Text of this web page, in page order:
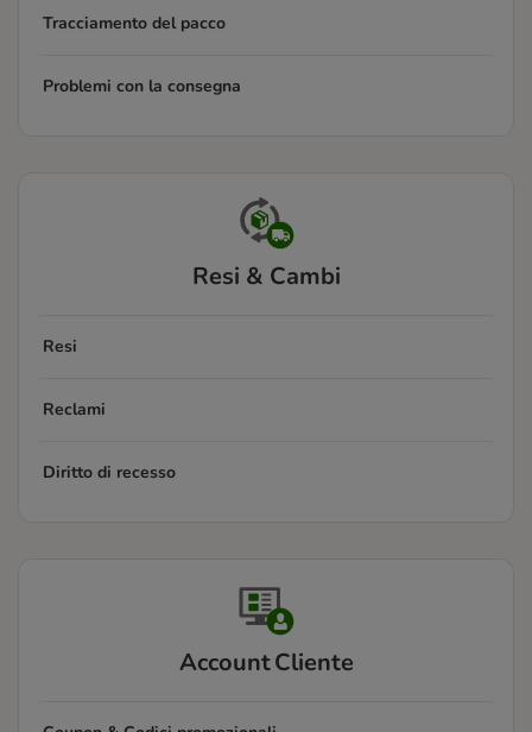
Tracciamento del pacco
Problemi con la consegna
Resi & Cambi
Resi
Reclami
Diritto di recesso
Account Cliente